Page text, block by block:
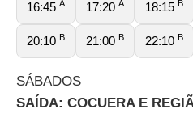
16:45 A 17:20 A 18:15 B
20:10 B 21:00 B 22:10 B
SÁBADOS
SAÍDA: COCUERA E